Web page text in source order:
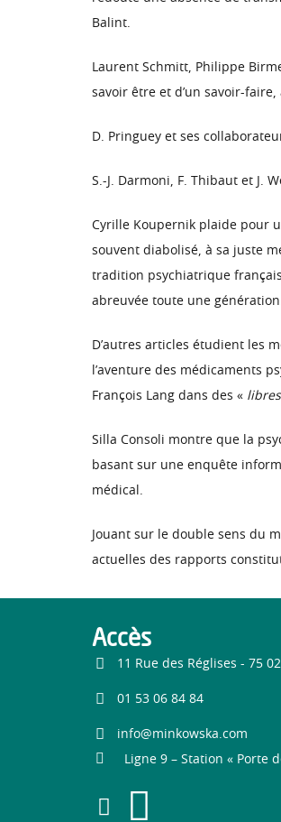
Balint.
Laurent Schmitt, Philippe
savoir être et d’un savoir-
D. Pringuey et ses
S.-J. Darmoni, F. Thibaut et J.
Cyrille Koupernik plaide pour
souvent diabolisé, à sa juste
tradition psychiatrique
abreuvée toute une
D’autres articles étudient les
l’aventure des médicaments
François Lang dans des «
Silla Consoli montre que la
basant sur une enquête
médical.
Jouant sur le double sens du
actuelles des rapports
Accès
11 Rue des Réglises - 75
01 53 06 84 84
info@minkowska.com
Ligne 9 – Station « Porte